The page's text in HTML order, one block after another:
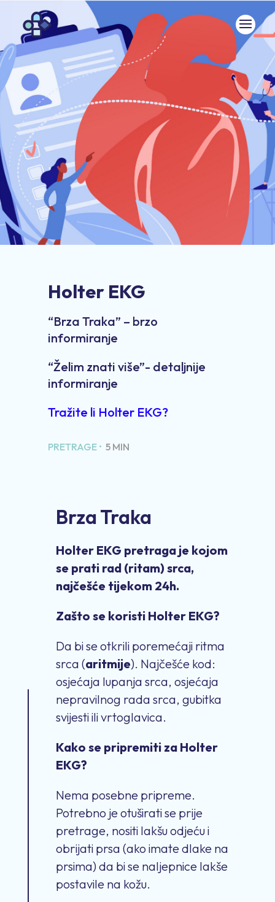
Holter EKG
“Brza Traka” – brzo
informiranje
“Želim znati više”- detaljnije
informiranje
Tražite li Holter EKG?
PRETRAGE • 5 MIN
Brza Traka
Holter EKG pretraga je kojom
se prati rad (ritam) srca,
najčešće tijekom 24h.
Zašto se koristi Holter EKG?
Da bi se otkrili poremećaji ritma
srca (aritmije). Najčešće kod:
osjećaja lupanja srca, osjećaja
nepravilnog rada srca, gubitka
svijesti ili vrtoglavica.
Kako se pripremiti za Holter
EKG?
Nema posebne pripreme.
Potrebno je otuširati se prije
pretrage, nositi lakšu odjeću i
obrijati prsa (ako imate dlake na
prsima) da bi se naljepnice lakše
postavile na kožu.